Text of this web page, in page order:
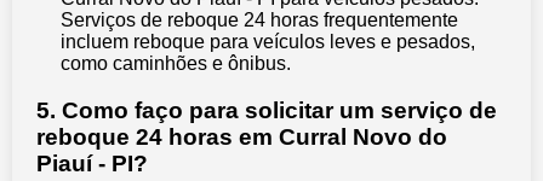
Serviços de reboque 24 horas frequentemente
incluem reboque para veículos leves e pesados,
como caminhões e ônibus.
5. Como faço para solicitar um serviço de
reboque 24 horas em Curral Novo do
Piauí - PI?